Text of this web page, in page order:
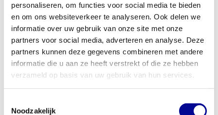
personaliseren, om functies voor social media te bieden
en om ons websiteverkeer te analyseren. Ook delen we
informatie over uw gebruik van onze site met onze
partners voor social media, adverteren en analyse. Deze
partners kunnen deze gegevens combineren met andere
informatie die u aan ze heeft verstrekt of die ze hebben
verzameld op basis van uw gebruik van hun services.
Noodzakelijk